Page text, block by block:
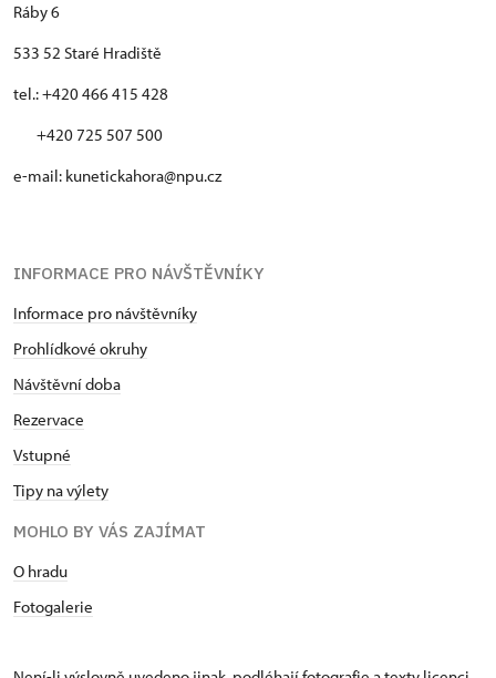
dřeva a Kunětická hora – Divadlo na hradě i v
ředitelky Národního památkového ústavu, na tuto
Ráby 6
533 52 Staré Hradiště
tel.: +420 466 415 428
+420 725 507 500
e-mail: kunetickahora@npu.cz
INFORMACE PRO NÁVŠTĚVNÍKY
Informace pro návštěvníky
Prohlídkové okruhy
Návštěvní doba
Rezervace
Vstupné
Tipy na výlety
MOHLO BY VÁS ZAJÍMAT
O hradu
Fotogalerie